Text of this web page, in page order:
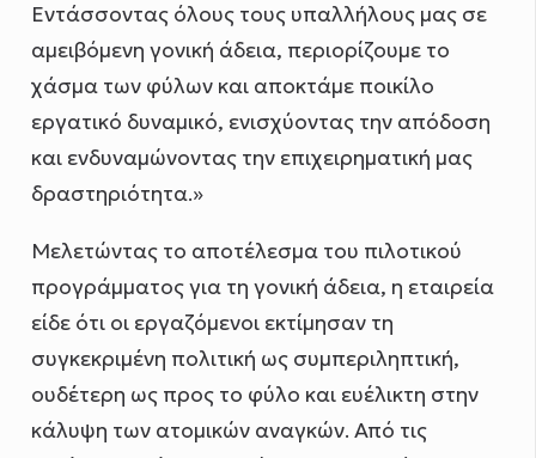
Εντάσσοντας όλους τους υπαλλήλους μας σε
αμειβόμενη γονική άδεια, περιορίζουμε το
χάσμα των φύλων και αποκτάμε ποικίλο
εργατικό δυναμικό, ενισχύοντας την απόδοση
και ενδυναμώνοντας την επιχειρηματική μας
δραστηριότητα.»
Μελετώντας το αποτέλεσμα του πιλοτικού
προγράμματος για τη γονική άδεια, η εταιρεία
είδε ότι οι εργαζόμενοι εκτίμησαν τη
συγκεκριμένη πολιτική ως συμπεριληπτική,
ουδέτερη ως προς το φύλο και ευέλικτη στην
κάλυψη των ατομικών αναγκών. Από τις